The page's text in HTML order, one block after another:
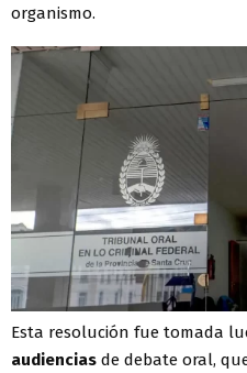
organismo.
Esta resolución fue tomada
audiencias de debate oral,